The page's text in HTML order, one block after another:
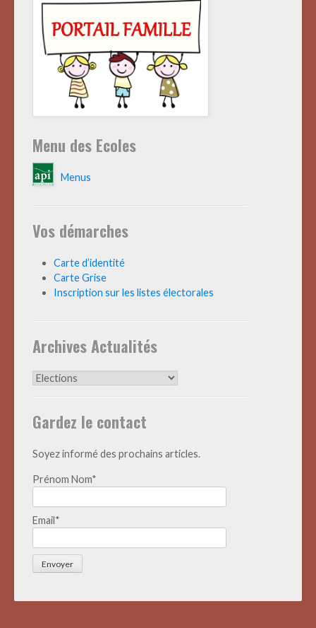
Menu des Ecoles
Menus
Vos démarches
Carte d’identité
Carte Grise
Inscription sur les listes électorales
Archives Actualités
Archives
Gardez le contact
Soyez informé des prochains articles.
Prénom Nom*
Email*